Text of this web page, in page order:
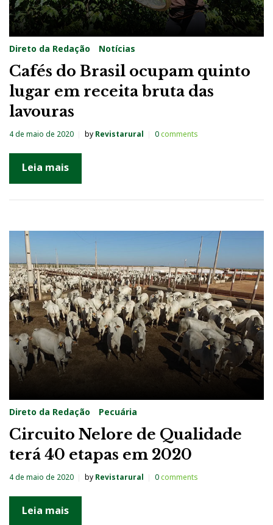
Direto da Redação Notícias
Cafés do Brasil ocupam quinto
lugar em receita bruta das
lavouras
4 de maio de 2020 by Revistarural 0comments
Leia mais
Direto da Redação Pecuária
Circuito Nelore de Qualidade
terá 40 etapas em 2020
4 de maio de 2020 by Revistarural 0comments
Leia mais